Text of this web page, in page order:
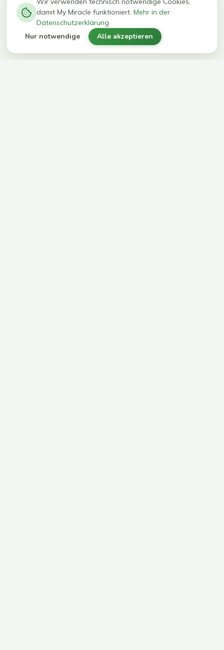
kg in 12
Wochen
erreichen
ihr Ziel
damit My Miracle funktioniert. Mehr in der
Datenschutzerklärung
Nur notwendige Alle akzeptieren